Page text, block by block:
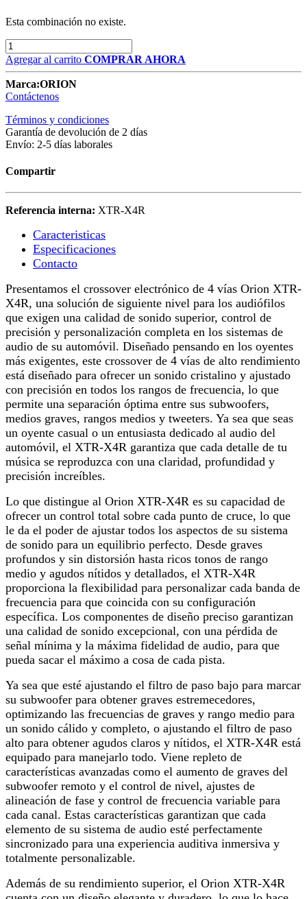
Esta combinación no existe.
Agregar al carrito COMPRAR AHORA
Marca:ORION
Contáctenos
Términos y condiciones
Garantía de devolución de 2 días
Envío: 2-5 días laborales
Compartir
Referencia interna: XTR-X4R
Caracteristicas​
Especificaciones
Contacto
Presentamos el crossover electrónico de 4 vías Orion XTR-
X4R, una solución de siguiente nivel para los audiófilos
que exigen una calidad de sonido superior, control de
precisión y personalización completa en los sistemas de
audio de su automóvil. Diseñado pensando en los oyentes
más exigentes, este crossover de 4 vías de alto rendimiento
está diseñado para ofrecer un sonido cristalino y ajustado
con precisión en todos los rangos de frecuencia, lo que
permite una separación óptima entre sus subwoofers,
medios graves, rangos medios y tweeters. Ya sea que seas
un oyente casual o un entusiasta dedicado al audio del
automóvil, el XTR-X4R garantiza que cada detalle de tu
música se reproduzca con una claridad, profundidad y
precisión increíbles.
Lo que distingue al Orion XTR-X4R es su capacidad de
ofrecer un control total sobre cada punto de cruce, lo que
le da el poder de ajustar todos los aspectos de su sistema
de sonido para un equilibrio perfecto. Desde graves
profundos y sin distorsión hasta ricos tonos de rango
medio y agudos nítidos y detallados, el XTR-X4R
proporciona la flexibilidad para personalizar cada banda de
frecuencia para que coincida con su configuración
específica. Los componentes de diseño preciso garantizan
una calidad de sonido excepcional, con una pérdida de
señal mínima y la máxima fidelidad de audio, para que
pueda sacar el máximo a cosa de cada pista.
Ya sea que esté ajustando el filtro de paso bajo para marcar
su subwoofer para obtener graves estremecedores,
optimizando las frecuencias de graves y rango medio para
un sonido cálido y completo, o ajustando el filtro de paso
alto para obtener agudos claros y nítidos, el XTR-X4R está
equipado para manejarlo todo. Viene repleto de
características avanzadas como el aumento de graves del
subwoofer remoto y el control de nivel, ajustes de
alineación de fase y control de frecuencia variable para
cada canal. Estas características garantizan que cada
elemento de su sistema de audio esté perfectamente
sincronizado para una experiencia auditiva inmersiva y
totalmente personalizable.
Además de su rendimiento superior, el Orion XTR-X4R